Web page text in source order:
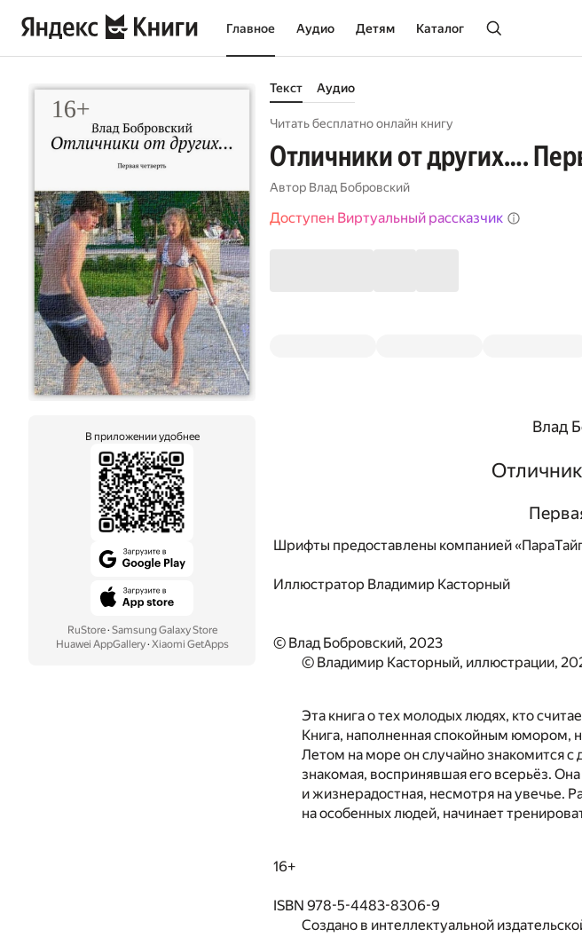
Главное Аудио Детям Каталог
В приложении удобнее
RuStore· Samsung Galaxy Store
Huawei AppGallery· Xiaomi GetApps
Текст Аудио
Читать бесплатно онлайн книгу
Отличники от других….
Автор Влад Бобровский
Доступен Виртуальный рассказчик
Влад
Шрифты предоставлены компанией
Иллюстратор Владимир Касторный
© Влад Бобровский, 2023
© Владимир Касторный, иллюстрации,
Эта книга о тех молодых людях, кто
Книга, наполненная спокойным юмором,
Летом на море он случайно знакомится
знакомая, воспринявшая его всерьёз.
и жизнерадостная, несмотря на увечье.
на особенных людей, начинает
16+
ISBN 978-5-4483-8306-9
Создано в интеллектуальной